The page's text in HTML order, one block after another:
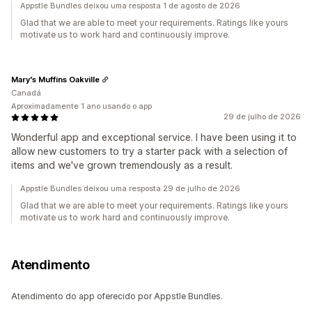
Appstle Bundles deixou uma resposta 1 de agosto de 2026
Glad that we are able to meet your requirements. Ratings like yours
motivate us to work hard and continuously improve.
29 de julho de 2026
Wonderful app and exceptional service. I have been using it to
allow new customers to try a starter pack with a selection of
items and we've grown tremendously as a result.
Mary's Muffins Oakville
Canadá
Aproximadamente 1 ano usando o app
Appstle Bundles deixou uma resposta 29 de julho de 2026
Glad that we are able to meet your requirements. Ratings like yours
motivate us to work hard and continuously improve.
Atendimento
Atendimento do app oferecido por Appstle Bundles.